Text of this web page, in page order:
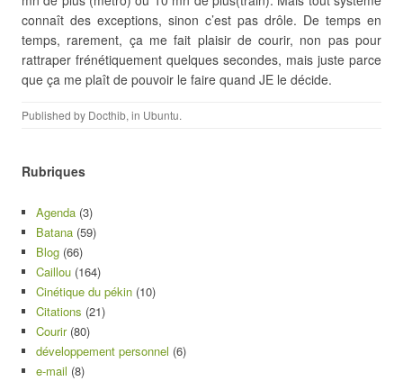
connaît des exceptions, sinon c’est pas drôle. De temps en
temps, rarement, ça me fait plaisir de courir, non pas pour
rattraper frénétiquement quelques secondes, mais juste parce
que ça me plaît de pouvoir le faire quand JE le décide.
Published by Docthib, in Ubuntu.
Rubriques
Agenda (3)
Batana (59)
Blog (66)
Caillou (164)
Cinétique du pékin (10)
Citations (21)
Courir(80)
développement personnel (6)
e-mail (8)